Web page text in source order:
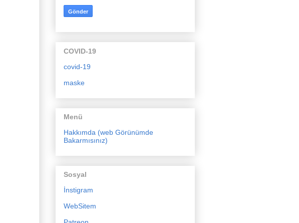
COVID-19
covid-19
maske
Menü
Hakkımda (web Görünümde
Bakarmısınız)
Sosyal
İnstigram
WebSitem